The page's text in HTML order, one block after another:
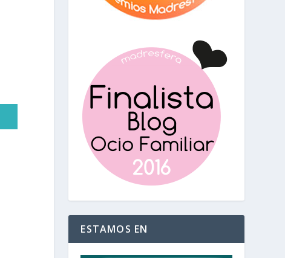
ESTAMOS EN